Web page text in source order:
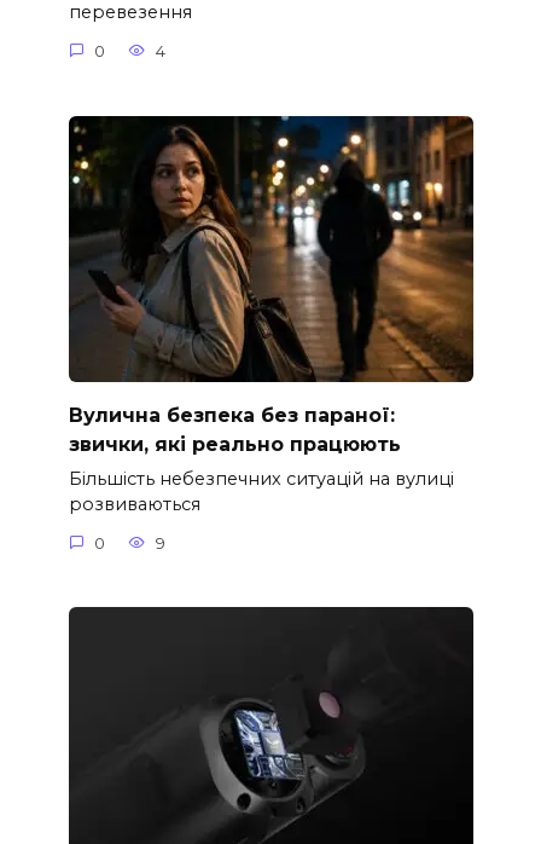
перевезення
0 4
Вулична безпека без параної:
звички, які реально працюють
Більшість небезпечних ситуацій на вулиці
розвиваються
0 9